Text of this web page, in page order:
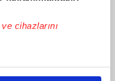
cihazlarını
sizlere özel